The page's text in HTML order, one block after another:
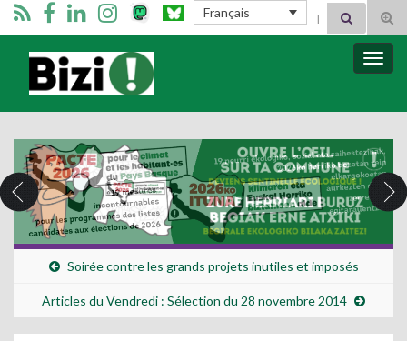
Français Search for:
Bizimugi
Soirée contre les grands projets inutiles et imposés
Articles du Vendredi : Sélection du 28 novembre 2014